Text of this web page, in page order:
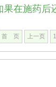
果在施药后
首 页 上一页 1